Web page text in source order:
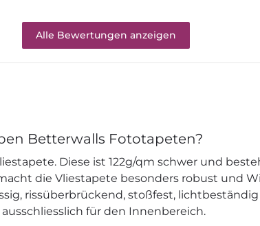
Alle Bewertungen anzeigen
Betterwalls Fototapeten?
Diese ist 122g/qm schwer und
die Vliestapete besonders robust und
rissüberbrückend, stoßfest, lichtbeständig
für den Innenbereich.